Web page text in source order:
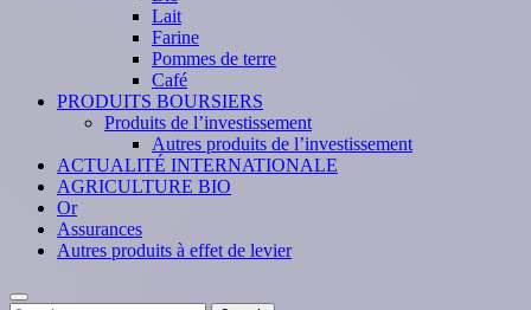
Lait
Farine
Pommes de terre
Café
PRODUITS BOURSIERS
Produits de l’investissement
Autres produits de l’investissement
ACTUALITÉ INTERNATIONALE
AGRICULTURE BIO
Or
Assurances
Autres produits à effet de levier
Search